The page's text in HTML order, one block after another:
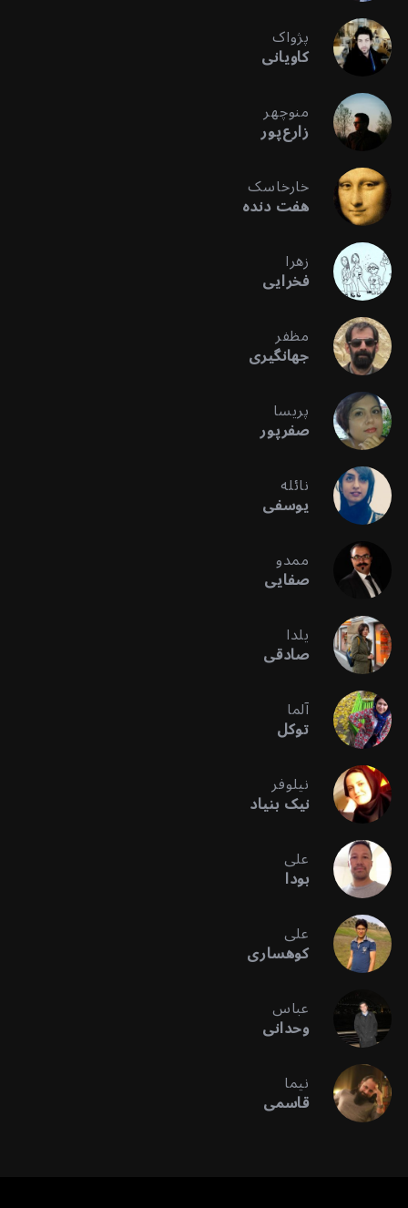
پژواک
کاویانی
منوچهر
زارع‌پور
خارخاسک
هفت دنده
زهرا
فخرایی
مظفر
جهانگیری
پریسا
صفرپور
نائله
یوسفی
ممدو
صفایی
یلدا
صادقی
آلما
توکل
نیلوفر
نیک بنیاد
علی
بودا
علی
کوهساری
عباس
وحدانی
نیما
قاسمی